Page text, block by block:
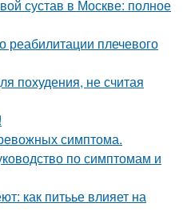
сустав в Москве: полное
реабилитации плечевого
похудения, не считая
симптома.
по симптомам и
как питьье влияет на